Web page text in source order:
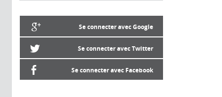
Se connecter avec Google
Se connecter avec Twitter
Se connecter avec Facebook